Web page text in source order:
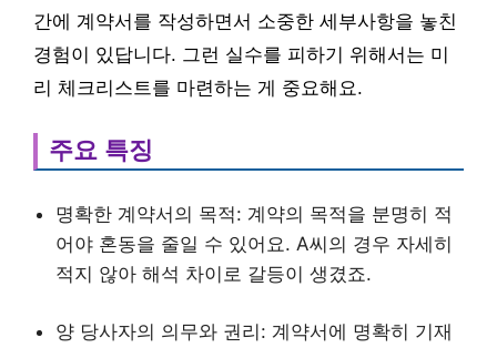
간에 계약서를 작성하면서 소중한 세부사항을 놓친
경험이 있답니다. 그런 실수를 피하기 위해서는 미
리 체크리스트를 마련하는 게 중요해요.
주요 특징
명확한 계약서의 목적: 계약의 목적을 분명히 적
어야 혼동을 줄일 수 있어요. A씨의 경우 자세히
적지 않아 해석 차이로 갈등이 생겼죠.
양 당사자의 의무와 권리: 계약서에 명확히 기재